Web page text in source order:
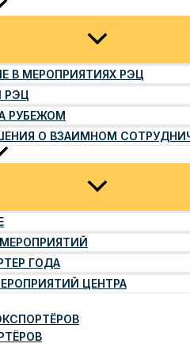
В МЕРОПРИЯТИЯХ РЭЦ
РЭЦ
РУБЕЖОМ
О ВЗАИМНОМ
ГОДА
ЦЕНТРА